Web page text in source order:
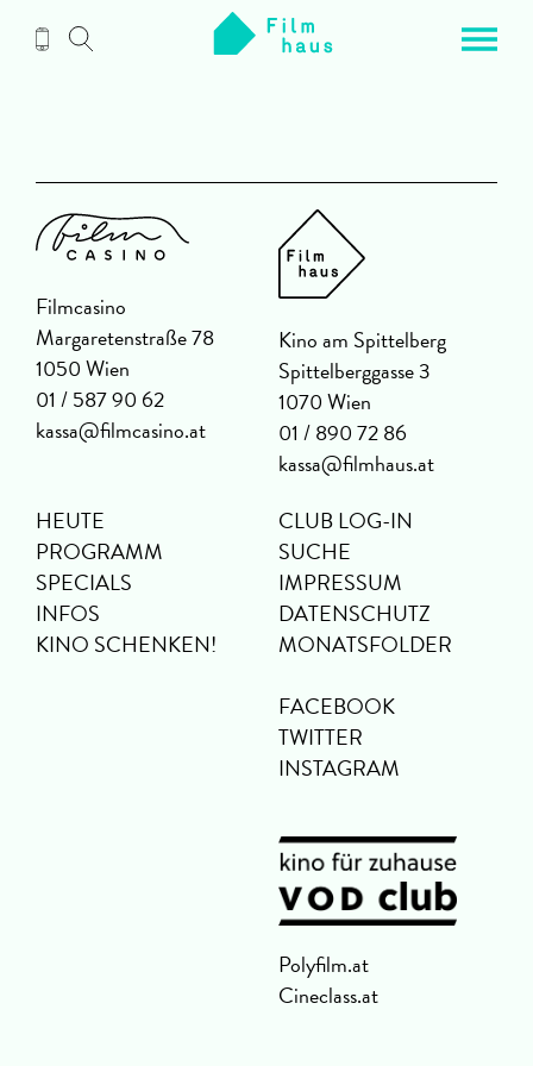
Inhalt
Filmcasino
Margaretenstraße 78
1050 Wien
01 / 587 90 62
kassa@filmcasino.at
Kino am Spittelberg
Spittelberggasse 3
1070 Wien
01 / 890 72 86
kassa@filmhaus.at
HEUTE
PROGRAMM
SPECIALS
INFOS
KINO SCHENKEN!
CLUB LOG-IN
SUCHE
IMPRESSUM
DATENSCHUTZ
MONATSFOLDER
FACEBOOK
TWITTER
INSTAGRAM
Polyfilm.at
Cineclass.at